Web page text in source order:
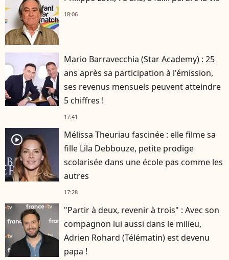
18:06
Mario Barravecchia (Star Academy) : 25
ans après sa participation à l'émission,
ses revenus mensuels peuvent atteindre
5 chiffres !
17:41
player2
Mélissa Theuriau fascinée : elle filme sa
fille Lila Debbouze, petite prodige
scolarisée dans une école pas comme les
autres
17:28
"Partir à deux, revenir à trois" : Avec son
compagnon lui aussi dans le milieu,
Adrien Rohard (Télématin) est devenu
papa !